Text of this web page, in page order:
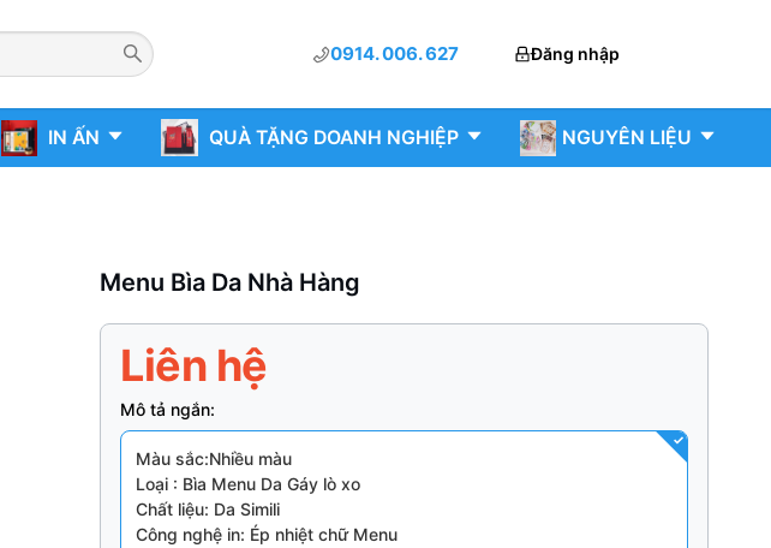
0914. 006. 627 Đăng nhập
IN ẤN QUÀ TẶNG DOANH NGHIỆP NGUYÊN LIỆU
Menu Bìa Da Nhà Hàng
Liên hệ
Mô tả ngắn:
Màu sắc:Nhiều màu
Loại : Bìa Menu Da Gáy lò xo
Chất liệu: Da Simili
Công nghệ in: Ép nhiệt chữ Menu